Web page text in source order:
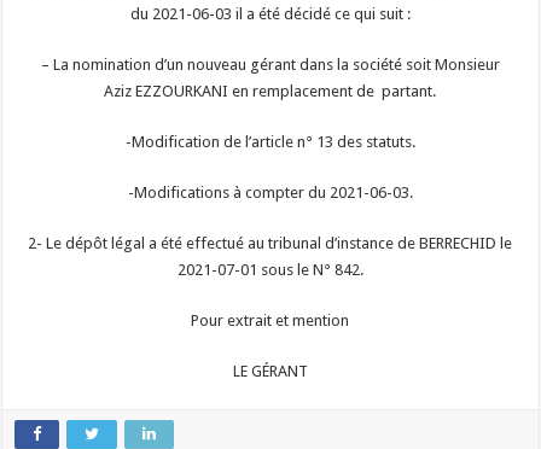
du 2021-06-03 il a été décidé ce qui suit :
– La nomination d’un nouveau gérant dans la société soit Monsieur
Aziz EZZOURKANI en remplacement de partant.
-Modification de l’article n° 13 des statuts.
-Modifications à compter du 2021-06-03.
2- Le dépôt légal a été effectué au tribunal d’instance de BERRECHID le
2021-07-01 sous le N° 842.
Pour extrait et mention
LE GÉRANT